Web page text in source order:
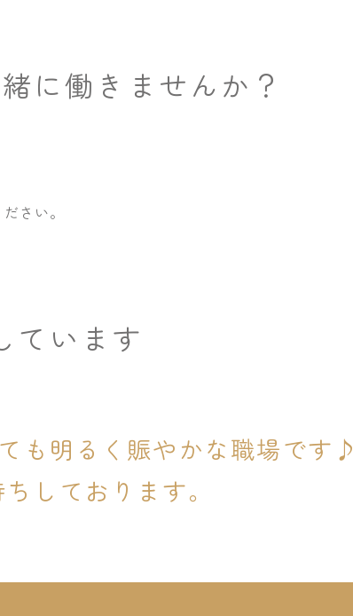
に働きませんか？
さい。
ています
も明るく賑やかな職場です♪
しております。